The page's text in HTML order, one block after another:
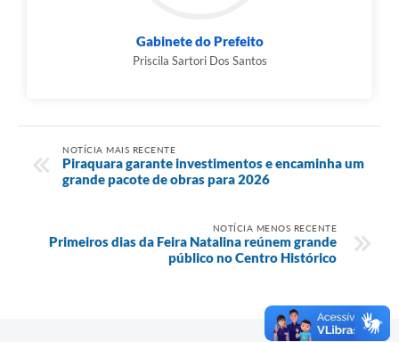
Gabinete do Prefeito
Priscila Sartori Dos Santos
NOTÍCIA MAIS RECENTE
Piraquara garante investimentos e encaminha um
grande pacote de obras para 2026
NOTÍCIA MENOS RECENTE
Primeiros dias da Feira Natalina reúnem grande
público no Centro Histórico